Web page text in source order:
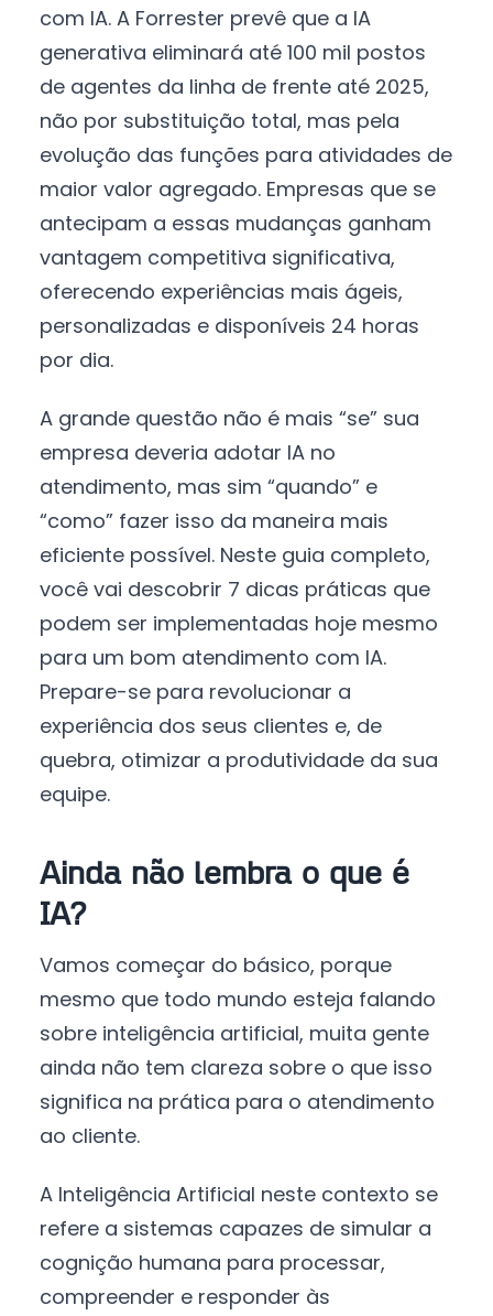
com IA. A Forrester prevê que a IA
generativa eliminará até 100 mil postos
de agentes da linha de frente até 2025,
não por substituição total, mas pela
evolução das funções para atividades de
maior valor agregado. Empresas que se
antecipam a essas mudanças ganham
vantagem competitiva significativa,
oferecendo experiências mais ágeis,
personalizadas e disponíveis 24 horas
por dia.
A grande questão não é mais “se” sua
empresa deveria adotar IA no
atendimento, mas sim “quando” e
“como” fazer isso da maneira mais
eficiente possível. Neste guia completo,
você vai descobrir 7 dicas práticas que
podem ser implementadas hoje mesmo
para um bom atendimento com IA.
Prepare-se para revolucionar a
experiência dos seus clientes e, de
quebra, otimizar a produtividade da sua
equipe.
Ainda não lembra o que é
IA?
Vamos começar do básico, porque
mesmo que todo mundo esteja falando
sobre inteligência artificial, muita gente
ainda não tem clareza sobre o que isso
significa na prática para o atendimento
ao cliente.
A Inteligência Artificial neste contexto se
refere a sistemas capazes de simular a
cognição humana para processar,
compreender e responder às